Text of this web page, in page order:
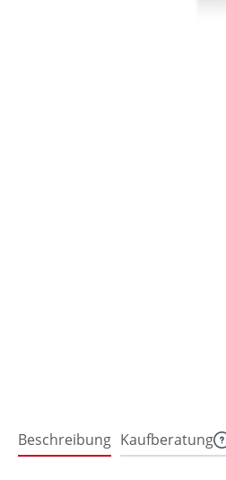
Beschreibung Kaufberatung